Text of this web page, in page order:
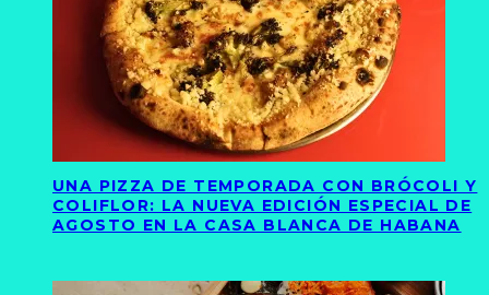
UNA PIZZA DE TEMPORADA CON BRÓCOLI Y
COLIFLOR: LA NUEVA EDICIÓN ESPECIAL DE
AGOSTO EN LA CASA BLANCA DE HABANA